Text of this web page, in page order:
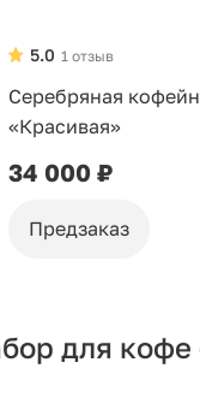
1 отзыв
5.0
Серебряная
«Красивая»
34 000 ₽
Предзаказ
для кофе